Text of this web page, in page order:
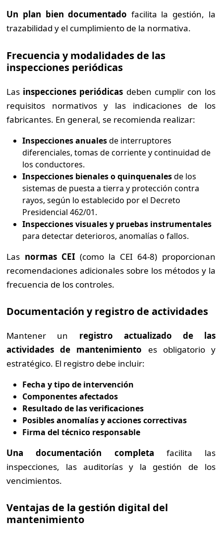
Un plan bien documentado facilita la gestión, la
trazabilidad y el cumplimiento de la normativa.
Frecuencia y modalidades de las
inspecciones periódicas
Las inspecciones periódicas deben cumplir con los
requisitos normativos y las indicaciones de los
fabricantes. En general, se recomienda realizar:
Inspecciones anualesde interruptores
diferenciales, tomas de corriente y continuidad de
los conductores.
Inspecciones bienales o quinquenalesde los
sistemas de puesta a tierra y protección contra
rayos, según lo establecido por el Decreto
Presidencial 462/01.
Inspecciones visuales y pruebas instrumentales
para detectar deterioros, anomalías o fallos.
Las normas CEI (como la CEI 64-8) proporcionan
recomendaciones adicionales sobre los métodos y la
frecuencia de los controles.
Documentación y registro de actividades
Mantener un registro actualizado de las
actividades de mantenimiento es obligatorio y
estratégico. El registro debe incluir:
Fecha y tipo de intervención
Componentes afectados
Resultado de las verificaciones
Posibles anomalías y acciones correctivas
Firma del técnico responsable
Una documentación completa facilita las
inspecciones, las auditorías y la gestión de los
vencimientos.
Ventajas de la gestión digital del
mantenimiento